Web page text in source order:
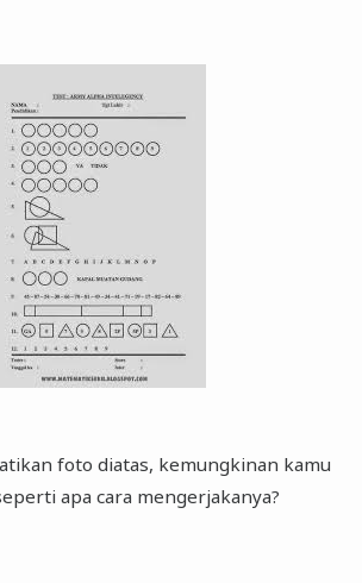
foto diatas, kemungkinan kamu
apa cara mengerjakanya?